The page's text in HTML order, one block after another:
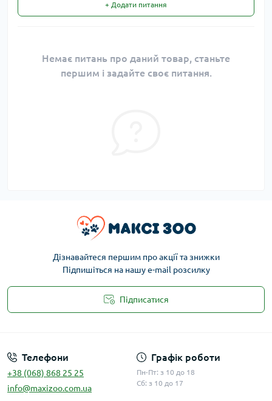
+ Додати питання
Немає питань про даний товар, станьте
першим і задайте своє питання.
Дізнавайтеся першим про акції та знижки
Підпишіться на нашу e-mail розсилку
Підписатися
Телефони
+38 (068) 868 25 25
info@maxizoo.com.ua
Графік роботи
Пн-Пт: з 10 до 18
Сб: з 10 до 17